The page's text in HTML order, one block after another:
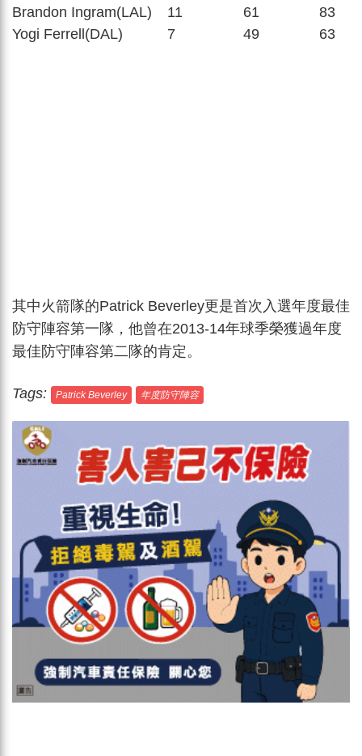
Brandon Ingram(LAL)
11 61
83
Yogi Ferrell(DAL)
7 49 63
其中火箭隊的Patrick Beverley更是首次入選年度最佳
防守陣容第一隊，他曾在2013-14年球季榮獲過年度
最佳防守陣容第二隊的肯定。
Tags: Patrick Beverley 年度防守陣容